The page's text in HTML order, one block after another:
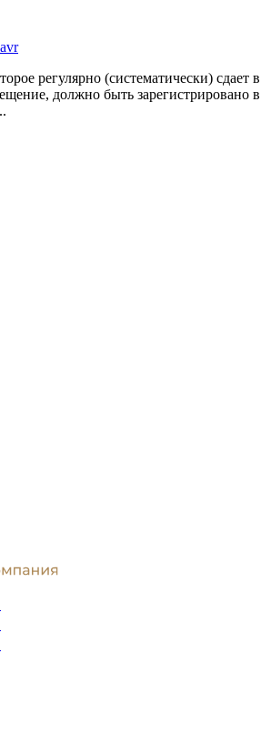
регулярно (систематически) сдает в
должно быть зарегистрировано в